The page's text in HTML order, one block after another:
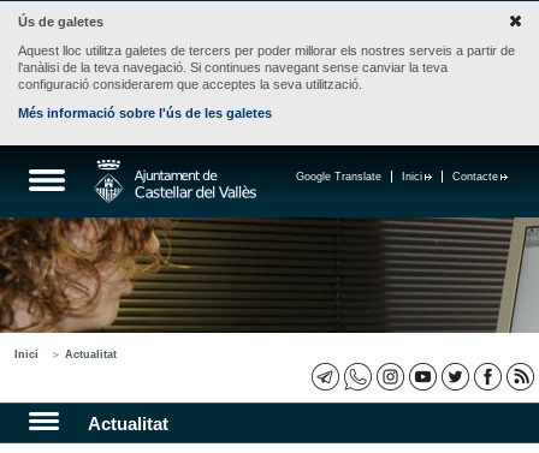
Ús de galetes
Aquest lloc utilitza galetes de tercers per poder millorar els nostres serveis a partir de
l'anàlisi de la teva navegació. Si continues navegant sense canviar la teva
configuració considerarem que acceptes la seva utilització.
Més informació sobre l'ús de les galetes
Contacte
Inici
Google Translate
Inici Actualitat
Actualitat